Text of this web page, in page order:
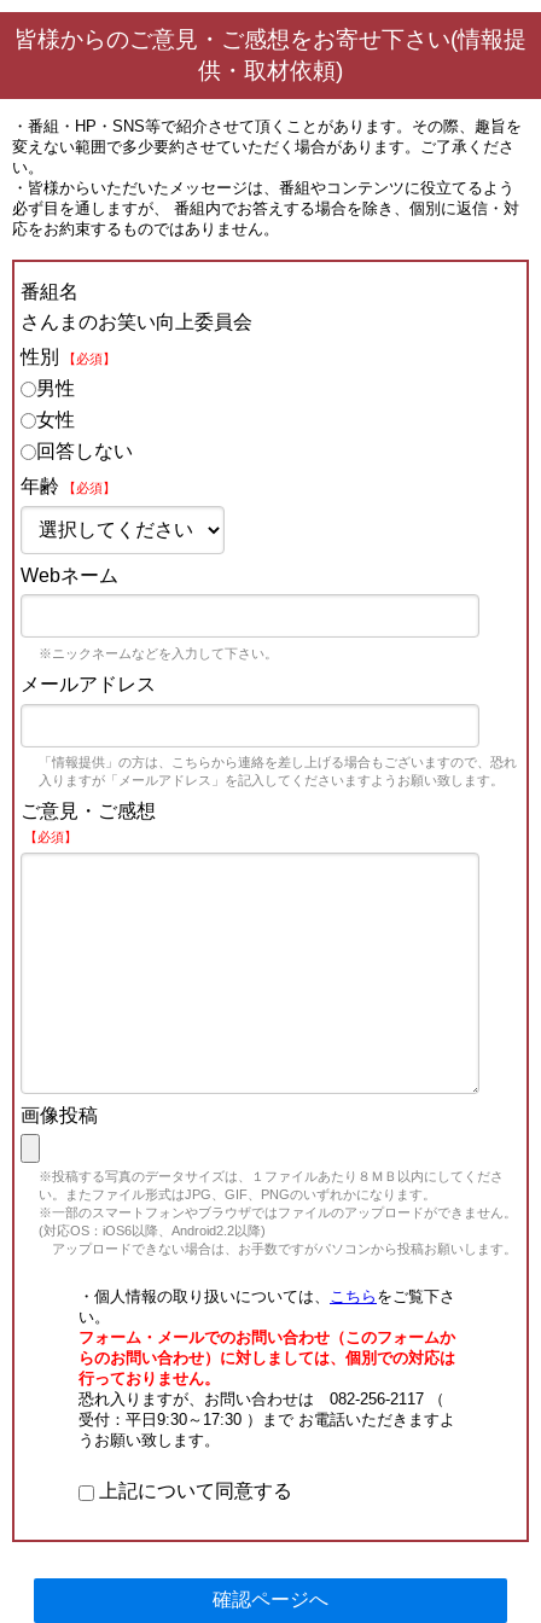
皆様からのご意見・ご感想をお寄せ下さい(情報提
供・取材依頼)
・番組・HP・SNS等で紹介させて頂くことがあります。その際、趣旨を
変えない範囲で多少要約させていただく場合があります。ご了承くださ
い。
・皆様からいただいたメッセージは、番組やコンテンツに役立てるよう
必ず目を通しますが、 番組内でお答えする場合を除き、個別に返信・対
応をお約束するものではありません。
番組名
さんまのお笑い向上委員会
性別
【必須】
男性
女性
回答しない
年齢
【必須】
Webネーム
※ニックネームなどを入力して下さい。
メールアドレス
「情報提供」の方は、こちらから連絡を差し上げる場合もございますので、恐れ
入りますが「メールアドレス」を記入してくださいますようお願い致します。
ご意見・ご感想
【必須】
画像投稿
※投稿する写真のデータサイズは、１ファイルあたり８ＭＢ以内にしてくださ
い。またファイル形式はJPG、GIF、PNGのいずれかになります。
※一部のスマートフォンやブラウザではファイルのアップロードができません。
(対応OS：iOS6以降、Android2.2以降)
アップロードできない場合は、お手数ですがパソコンから投稿お願いします。
・個人情報の取り扱いについては、 こちら をご覧下さ
い。
フォーム・メールでのお問い合わせ（このフォームか
らのお問い合わせ）に対しましては、個別での対応は
行っておりません。
恐れ入りますが、お問い合わせは 082-256-2117 （
受付：平日9:30～17:30 ）まで お電話いただきますよ
うお願い致します。
上記について同意する
確認ページへ